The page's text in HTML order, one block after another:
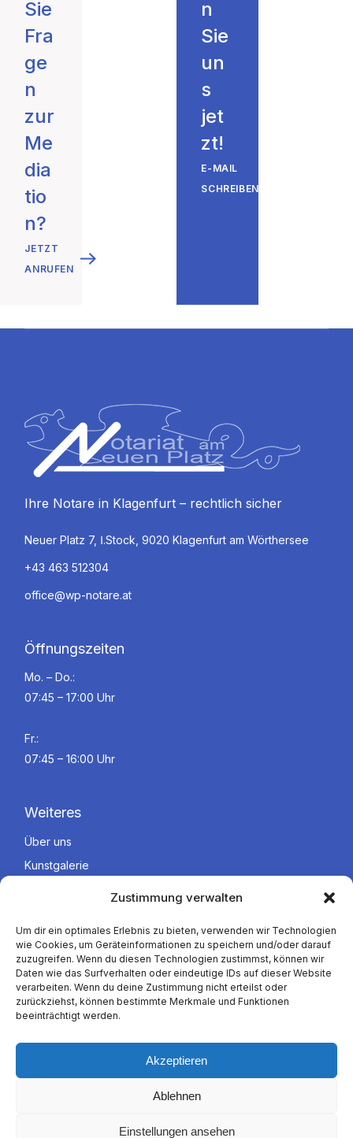
Zustimmung verwalten
Um dir ein optimales Erlebnis zu bieten, verwenden wir Technologien
wie Cookies, um Geräteinformationen zu speichern und/oder darauf
zuzugreifen. Wenn du diesen Technologien zustimmst, können wir
Daten wie das Surfverhalten oder eindeutige IDs auf dieser Website
verarbeiten. Wenn du deine Zustimmung nicht erteilst oder
zurückziehst, können bestimmte Merkmale und Funktionen
beeinträchtigt werden.
Akzeptieren
Ablehnen
Einstellungen ansehen
Sie
Fra
ge
n
zur
Me
dia
tio
n?
JETZT
ANRUFEN
n
Sie
un
s
jet
zt!
E-MAIL
SCHREIBEN
Ihre Notare in Klagenfurt – rechtlich sicher
Neuer Platz 7, Ⅰ.Stock, 9020 Klagenfurt am Wörthersee
+43 463 512304
office@wp-notare.at
Öffnungszeiten
Mo. – Do.:
07:45 – 17:00 Uhr
Fr.:
07:45 – 16:00 Uhr
Weiteres
Über uns
Kunstgalerie
Impressum
Datenschutzerklärung
Notare Wallner & Pirker Partnerschaft